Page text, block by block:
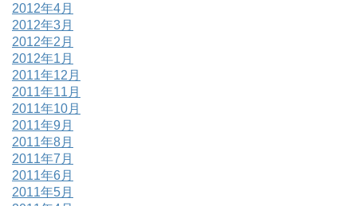
2012年4月
2012年3月
2012年2月
2012年1月
2011年12月
2011年11月
2011年10月
2011年9月
2011年8月
2011年7月
2011年6月
2011年5月